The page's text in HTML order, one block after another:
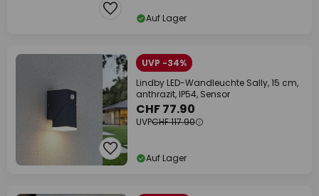
Auf Lager
UVP -34%
Lindby LED-Wandleuchte Sally, 15 cm,
anthrazit, IP54, Sensor
CHF 77.90
UVPCHF 117.90
Auf Lager